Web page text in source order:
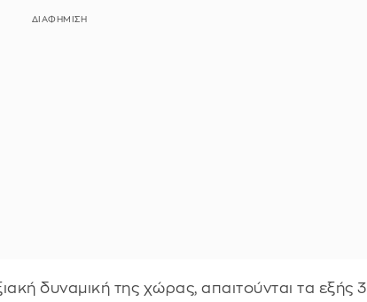
δυναμική της χώρας, απαιτούνται τα εξής 3